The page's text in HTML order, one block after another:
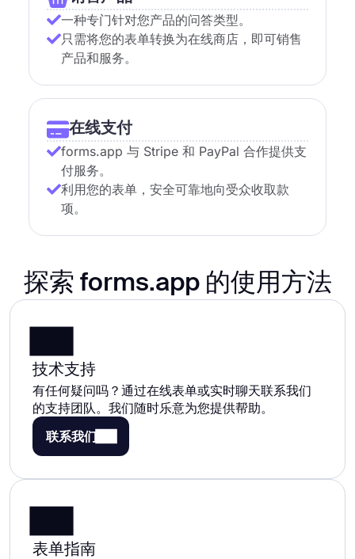
一种专门针对您产品的问答类型。
只需将您的表单转换为在线商店，即可销售
产品和服务。
在线支付
forms.app 与 Stripe 和 PayPal 合作提供支
付服务。
利用您的表单，安全可靠地向受众收取款
项。
探索 forms.app 的使用方法
技术支持
有任何疑问吗？通过在线表单或实时聊天联系我们
的支持团队。我们随时乐意为您提供帮助。
联系我们
表单指南